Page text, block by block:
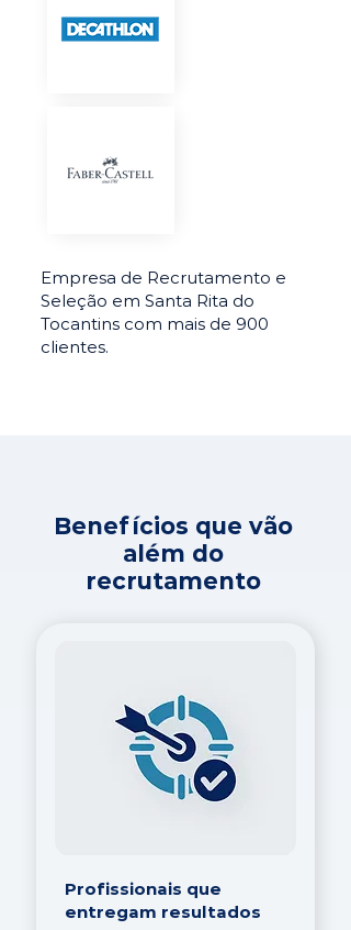
Empresa de Recrutamento e
Seleção em Santa Rita do
Tocantins com mais de 900
clientes.
Benefícios que vão
além do
recrutamento
Profissionais que
entregam resultados